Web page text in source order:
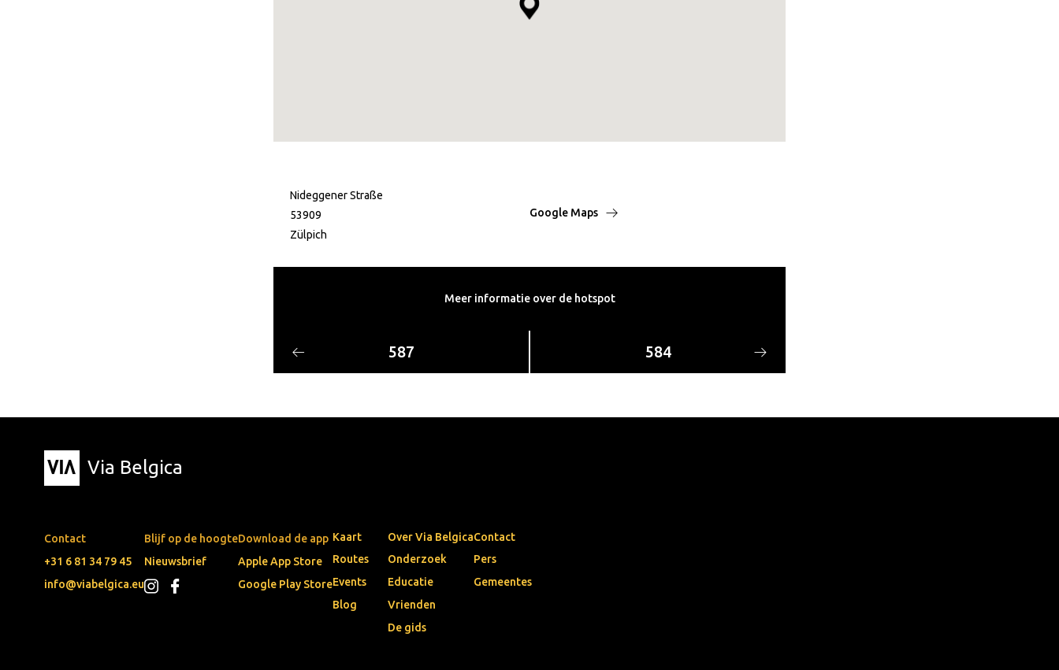
Nideggener Straße
53909
Zülpich
Google Maps
Meer informatie over de hotspot
587 584
Via Belgica
Contact
+31 6 81 34 79 45
info@viabelgica.eu
Blijf op de hoogte
Nieuwsbrief
Download de app
Apple App Store
Google Play Store
Kaart
Routes
Events
Blog
Over Via Belgica
Onderzoek
Educatie
Vrienden
De gids
Contact
Pers
Gemeentes